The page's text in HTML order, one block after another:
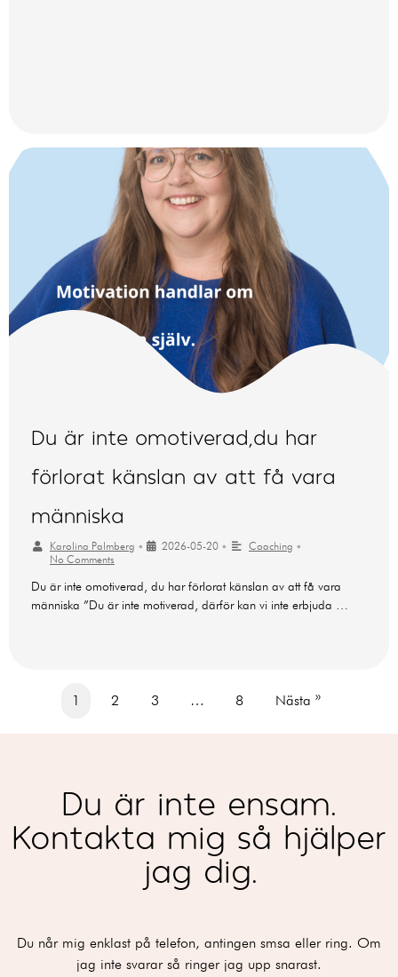
Du är inte omotiverad,du har
förlorat känslan av att få vara
människa
Karolina Palmberg • 2026-05-20 • Coaching •
No Comments
Du är inte omotiverad, du har förlorat känslan av att få vara
människa ”Du är inte motiverad, därför kan vi inte erbjuda …
1 2 3 … 8 Nästa »
Du är inte ensam.
Kontakta mig så hjälper
jag dig.
Du når mig enklast på telefon, antingen smsa eller ring. Om
jag inte svarar så ringer jag upp snarast.